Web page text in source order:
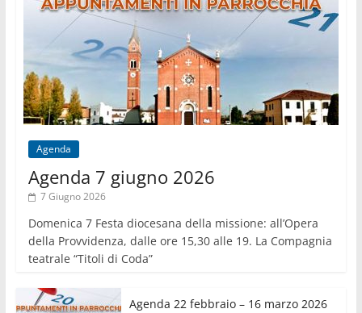
Agenda
Agenda 7 giugno 2026
7 Giugno 2026
Domenica 7 Festa diocesana della missione: all’Opera
della Provvidenza, dalle ore 15,30 alle 19. La Compagnia
teatrale “Titoli di Coda”
Agenda 22 febbraio – 16 marzo 2026